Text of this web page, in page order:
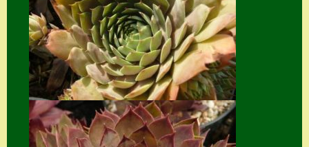
Mein Konto
Naturformen
S. x nixonii
Semps die ich
suche
Semps von A – Z